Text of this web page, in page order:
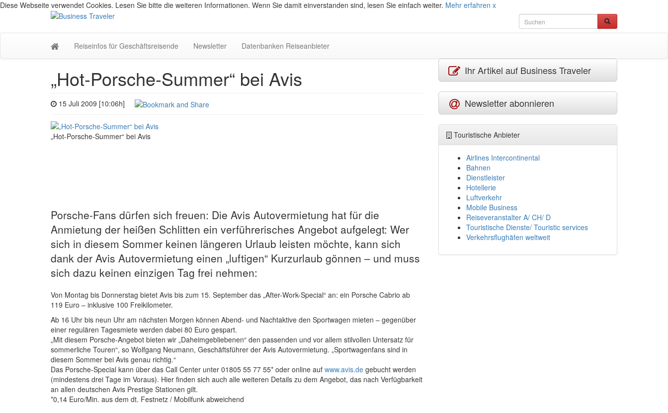
Diese Webseite verwendet Cookies. Lesen Sie bitte die weiteren Informationen. Wenn Sie damit einverstanden sind, lesen Sie einfach weiter. Mehr erfahren x
Reiseinfos für Geschäftsreisende Newsletter Datenbanken Reiseanbieter
„Hot-Porsche-Summer“ bei Avis
15 Juli 2009 [10:06h]
„Hot-Porsche-Summer“ bei Avis
Porsche-Fans dürfen sich freuen: Die Avis Autovermietung hat für die
Anmietung der heißen Schlitten ein verführerisches Angebot aufgelegt: Wer
sich in diesem Sommer keinen längeren Urlaub leisten möchte, kann sich
dank der Avis Autovermietung einen „luftigen“ Kurzurlaub gönnen – und muss
sich dazu keinen einzigen Tag frei nehmen:
Von Montag bis Donnerstag bietet Avis bis zum 15. September das „After-Work-Special“ an: ein Porsche Cabrio ab
119 Euro – inklusive 100 Freikilometer.
Ab 16 Uhr bis neun Uhr am nächsten Morgen können Abend- und Nachtaktive den Sportwagen mieten – gegenüber
einer regulären Tagesmiete werden dabei 80 Euro gespart.
„Mit diesem Porsche-Angebot bieten wir „Daheimgebliebenen“ den passenden und vor allem stilvollen Untersatz für
sommerliche Touren“, so Wolfgang Neumann, Geschäftsführer der Avis Autovermietung. „Sportwagenfans sind in
diesem Sommer bei Avis genau richtig.“
Das Porsche-Special kann über das Call Center unter 01805 55 77 55* oder online auf www.avis.de gebucht werden
(mindestens drei Tage im Voraus). Hier finden sich auch alle weiteren Details zu dem Angebot, das nach Verfügbarkeit
an allen deutschen Avis Prestige Stationen gilt.
*0,14 Euro/Min. aus dem dt. Festnetz / Mobilfunk abweichend
Ihr Artikel auf Business Traveler
Newsletter abonnieren
Touristische Anbieter
Airlines Intercontinental
Bahnen
Dienstleister
Hotellerie
Luftverkehr
Mobile Business
Reiseveranstalter A/ CH/ D
Touristische Dienste/ Touristic services
Verkehrsflughäfen weltweit